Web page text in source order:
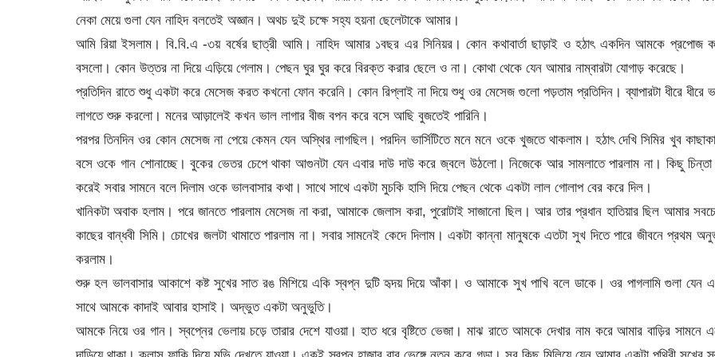
নেকা মেয়ে গুলা যেন নাহিদ বলতেই অজ্ঞান। অথচ দুই চক্ষে সহ্য হয়না ছেলেটাকে আমার।
আমি রিয়া ইসলাম। বি.বি.এ -৩য় বর্ষের ছাত্রী আমি। নাহিদ আমার ১বছর এর সিনিয়র। কোন কথাবার্তা ছাড়াই ও হঠাৎ একদিন আমকে প্রপোজ
বসলো। কোন উত্তর না দিয়ে এড়িয়ে গেলাম। পেছন ঘুর ঘুর করে বিরক্ত করার ছেলে ও না। কোথা থেকে যেন আমার নাম্বারটা যোগাড় করেছে।
প্রতিদিন রাতে শুধু একটা করে মেসেজ করত কখনো ফোন করেনি। কোন রিপ্লাই না দিয়ে শুধু ওর মেসেজ গুলো পড়তাম প্রতিদিন। ব্যাপারটা ধীরে ধীরে
লাগতে শুরু করলো। মনের আড়ালেই কখন ভাল লাগার বীজ বপন করে বসে আছি বুজতেই পারিনি।
পরপর তিনদিন ওর কোন মেসেজ না পেয়ে কেমন যেন অস্থির লাগছিল। পরদিন ভার্সিটিতে মনে মনে ওকে খুজতে থাকলাম। হঠাৎ দেখি সিমির খুব
বসে ওকে গান শোনাচ্ছে। বুকের ভেতর চেপে থাকা আগুনটা যেন এবার দাউ দাউ করে জ্বলে উঠলো। নিজেকে আর সামলাতে পারলাম না। কিছু চিন্তা
করেই সবার সামনে বলে দিলাম ওকে ভালবাসার কথা। সাথে সাথে একটা মুচকি হাসি দিয়ে পেছন থেকে একটা লাল গোলাপ বের করে দিল।
খানিকটা অবাক হলাম। পরে জানতে পারলাম মেসেজ না করা, আমাকে জেলাস করা, পুরোটাই সাজানো ছিল। আর তার প্রধান হাতিয়ার ছিল আমার
কাছের বান্ধবী সিমি। চোখের জলটা থামাতে পারলাম না। সবার সামনেই কেদে দিলাম। একটা কান্না মানুষকে এতটা সুখ দিতে পারে জীবনে প্রথম
করলাম।
শুরু হল ভালবাসার আকাশে কষ্ট সুখের সাত রঙ মিশিয়ে একি স্বপ্ন দুটি হৃদয় দিয়ে আঁকা। ও আমাকে সুখ পাখি বলে ডাকে। ওর পাগলামি গুলা যেন
সাথে আমকে কাদাই আবার হাসাই। অদ্ভুত একটা অনুভুতি।
আমকে নিয়ে ওর গান। স্বপ্নের ভেলায় চড়ে তারার দেশে যাওয়া। হাত ধরে বৃষ্টিতে ভেজা। মাঝ রাতে আমকে দেখার নাম করে আমার বাড়ির সামনে